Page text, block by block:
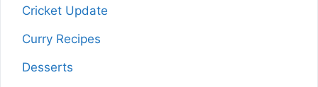
Cricket Update
Curry Recipes
Desserts